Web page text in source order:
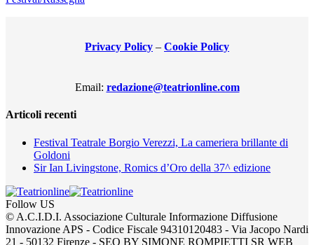
Privacy Policy – Cookie Policy
Email: redazione@teatrionline.com
Articoli recenti
Festival Teatrale Borgio Verezzi, La cameriera brillante di
Goldoni
Sir Ian Livingstone, Romics d’Oro della 37^ edizione
Follow US
© A.C.I.D.I. Associazione Culturale Informazione Diffusione
Innovazione APS - Codice Fiscale 94310120483 - Via Jacopo Nardi
21 - 50132 Firenze - SEO BY SIMONE ROMPIETTI SR WEB